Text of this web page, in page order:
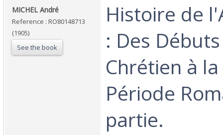
‎MICHEL André‎
Reference : RO80148713
(1905)
See the book
‎Histoire de
: Des
Chrétien à
Période
partie.‎